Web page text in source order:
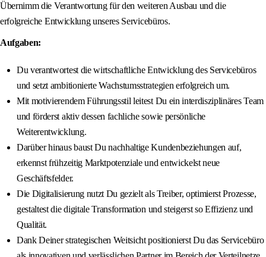
Übernimm die Verantwortung für den weiteren Ausbau und die
erfolgreiche Entwicklung unseres Servicebüros.
Aufgaben:
Du verantwortest die wirtschaftliche Entwicklung des Servicebüros
und setzt ambitionierte Wachstumsstrategien erfolgreich um.
Mit motivierendem Führungsstil leitest Du ein interdisziplinäres Team
und förderst aktiv dessen fachliche sowie persönliche
Weiterentwicklung.
Darüber hinaus baust Du nachhaltige Kundenbeziehungen auf,
erkennst frühzeitig Marktpotenziale und entwickelst neue
Geschäftsfelder.
Die Digitalisierung nutzt Du gezielt als Treiber, optimierst Prozesse,
gestaltest die digitale Transformation und steigerst so Effizienz und
Qualität.
Dank Deiner strategischen Weitsicht positionierst Du das Servicebüro